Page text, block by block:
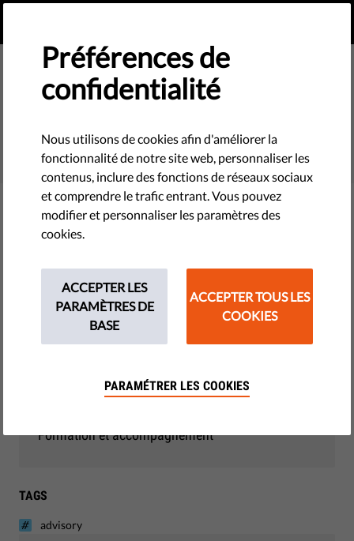
Filter
THEMES
Monitoring - UE
Formation et accompagnement
TAGS
advisory
Préférences de
confidentialité
Nous utilisons de cookies afin d'améliorer la
fonctionnalité de notre site web, personnaliser les
contenus, inclure des fonctions de réseaux sociaux
et comprendre le trafic entrant. Vous pouvez
modifier et personnaliser les paramètres des
cookies.
ACCEPTER LES
PARAMÈTRES DE
BASE
ACCEPTER TOUS LES
COOKIES
PARAMÉTRER LES COOKIES